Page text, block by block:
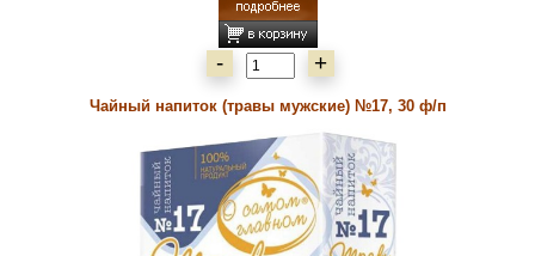
- +
Чайный напиток (травы мужские) №17, 30 ф/п